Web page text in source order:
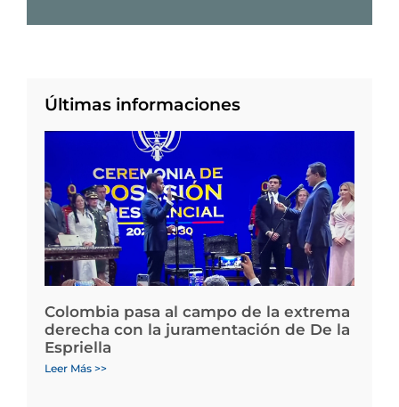
Últimas informaciones
Colombia pasa al campo de la extrema
derecha con la juramentación de De la
Espriella
Leer Más >>